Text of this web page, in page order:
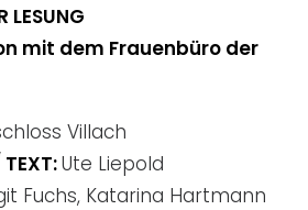
LESUNG
mit dem Frauenbüro der
Villach
TEXT:Ute Liepold
Fuchs, Katarina Hartmann